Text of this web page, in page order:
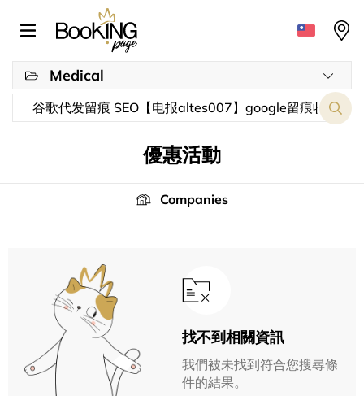
Medical
優惠活動
Companies
找不到相關資訊
我們被未找到符合您搜尋條
件的結果。